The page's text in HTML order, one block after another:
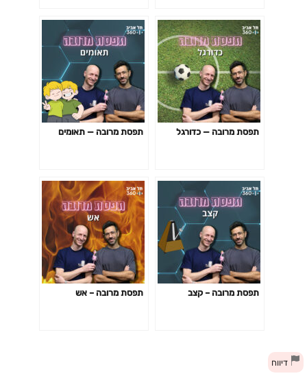
תפסת מרובה — כדורגל תפסת מרובה — תאומים
תפסת מרובה – קצב תפסת מרובה – אש
דיווח